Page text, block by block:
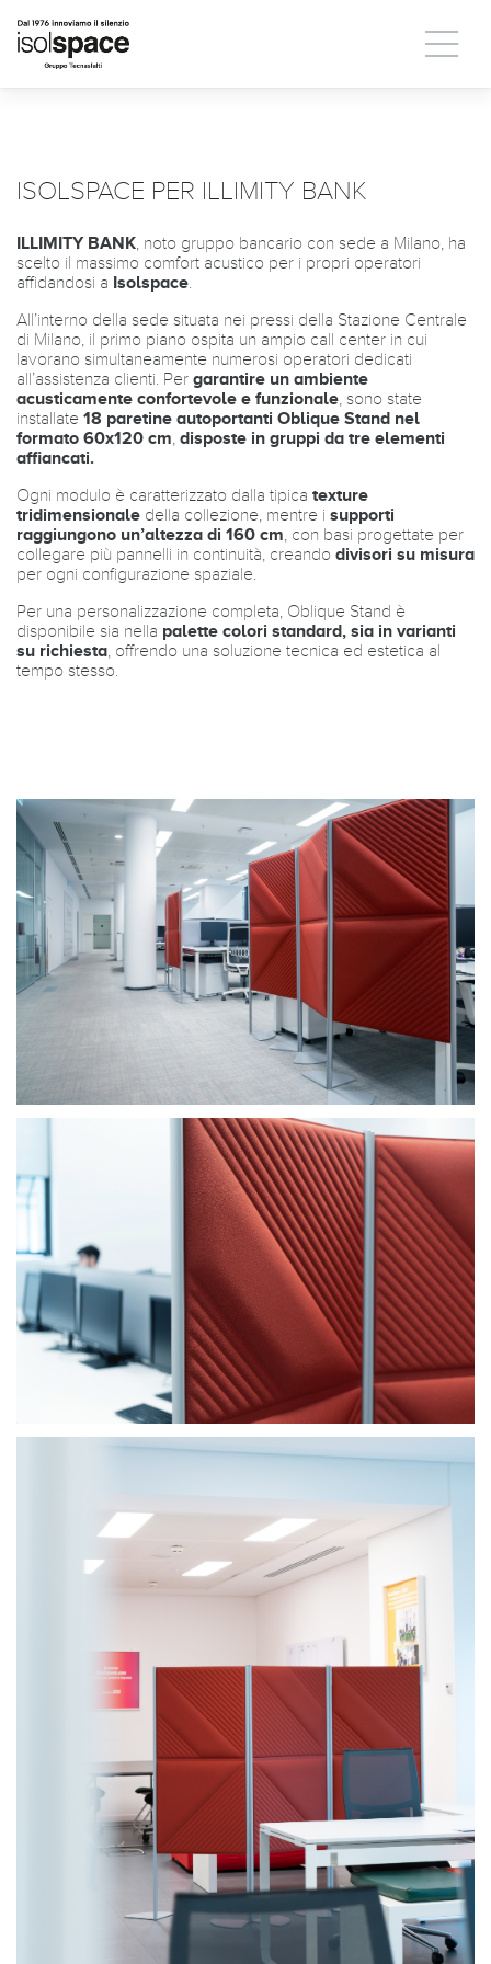
ISOLSPACE PER ILLIMITY BANK
ILLIMITY BANK, noto gruppo bancario con sede a Milano, ha
scelto il massimo comfort acustico per i propri operatori
affidandosi a Isolspace.
All’interno della sede situata nei pressi della Stazione Centrale
di Milano, il primo piano ospita un ampio call center in cui
lavorano simultaneamente numerosi operatori dedicati
all’assistenza clienti. Per garantire un ambiente
acusticamente confortevole e funzionale, sono state
installate 18 paretine autoportanti Oblique Stand nel
formato 60x120 cm, disposte in gruppi da tre elementi
affiancati.
Ogni modulo è caratterizzato dalla tipica texture
tridimensionale della collezione, mentre i supporti
raggiungono un’altezza di 160 cm, con basi progettate per
collegare più pannelli in continuità, creando divisori su misura
per ogni configurazione spaziale.
Per una personalizzazione completa, Oblique Stand è
disponibile sia nella palette colori standard, sia in varianti
su richiesta, offrendo una soluzione tecnica ed estetica al
tempo stesso.